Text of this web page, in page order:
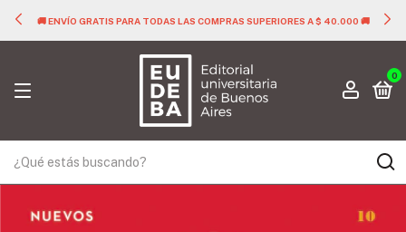
🚚 ENVÍO GRATIS PARA TODAS LAS COMPRAS SUPERIORES A $ 40.000 🚚
0